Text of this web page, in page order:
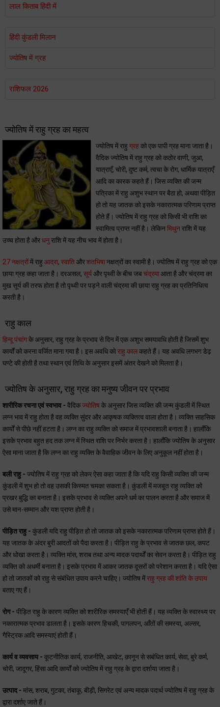
लाल किताब हिंदी में
हिंदी कुंडली मिलान
ज्योतिष में ग्रह
राशिफल 2026
ज्योतिष में राहु ग्रह का महत्व
ज्योतिष में राहुग्रहको एक पापी ग्रह माना जाता है।
वैदिक ज्योतिष में राहु ग्रह को कठोर वाणी, जुआ,
यात्राएँ, चोरी, दुष्ट कर्म, त्वचा के रोग, धार्मिक यात्राएँ
आदि का कारक कहते हैं। जिस व्यक्ति की जन्म
पत्रिका में राहु अशुभ स्थान पर बैठा हो, अथवा पीड़ित
हो तो यह जातक को इसके नकारात्मक परिणाम प्राप्त
होते हैं। ज्योतिष में राहु ग्रह को किसी भी राशि का
स्वामित्व प्राप्त नहीं है। लेकिनमिथुनराशि में यह
उच्च होता है औरधनुराशि में यह नीच भाव में होता है।
27 नक्षत्रोंमें राहुआद्रा, स्वातिऔरशतभिषानक्षत्रों का स्वामी है। ज्योतिष में राहु ग्रह को एक
छाया ग्रह कहा जाता है। दरअसल, सूर्यऔर पृथ्वी के बीच जबचंद्रमाआता है और चंद्रमा का
मुख सूर्य की तरफ होता है तो पृथ्वी पर पड़ने वाली चंद्रमा की छाया राहु ग्रह का प्रतिनिधित्व
करती है।
राहु काल
हिन्दू पंचांगके अनुसार, राहु ग्रह के प्रभाव से दिन में एक अशुभ समयावधि होती है जिसमें शुभ
कार्यों को करना वर्जित माना गया है। इस अवधि कोराहु कालकहते हैं। यह अवधि लगभग डेढ़
घण्टे की होती है तथा स्थान एवं तिथि के अनुसार इसमें अंतर देखने को मिलता है।
ज्योतिष के अनुसार, राहु ग्रह का मनुष्य जीवन पर प्रभाव
शारीरिक रचना एवं स्वभाव - वैदिकज्योतिषके अनुसार जिस व्यक्ति की जन्म कुंडली में स्थित
लग्न भाव में राहु होता है वह व्यक्ति सुंदर और आकृषक व्यक्तित्व वाला होता है। व्यक्ति साहसिक
कार्यों से पीछे नहीं हटता है। लग्न का राहु व्यक्ति को समाज में प्रभावशाली बनाता है। हालाँकि
इसके प्रभाव बहुत हद तक लग्न में स्थित राशि पर निर्भर करता है। हालाँकि ज्योतिष के अनुसार
ऐसा माना जाता है कि लग्न का राहु व्यक्ति के वैवाहिक जीवन के लिए अनुकूल नहीं होता है।
बली राहु - ज्योतिष में राहु ग्रह को लेकर ऐसा कहा जाता है कि यदि राहु किसी व्यक्ति की जन्म
कुंडली में शुभ हो तो वह उसकी किस्मत चमका सकता है। कुंडली में मजबूत राहु व्यक्ति को
प्रखर बुद्धि का बनाता है। इसके प्रभाव से व्यक्ति अपने धर्म का पालन करता है और समाज में
उसे मान-सम्मान और यश प्राप्त होती है।
पीड़ित राहु - कुंडली यदि राहु पीड़ित हो तो जातक को इसके नकारात्मक परिणाम प्राप्त होते हैं।
यह जातक के अंदर बुरी आदतों को पैदा करता है। पीड़ित राहु के प्रभाव से जातक छल, कपट
और धोखा करता है। व्यक्ति मांस, शराब तथा अन्य मादक पदार्थों का सेवन करता है। पीड़ित राहु
व्यक्ति को अधर्मी बनाता है। इसके प्रभाव में आकर जातक दूसरों को परेशान करता है। यदि ऐसा
हो तो जातकों को राहु से संबंधित उपाय करने चाहिए। ज्योतिष मेंराहु ग्रह की शांति के उपाय
बताए गए हैं।
रोग - पीड़ित राहु के कारण व्यक्ति को शारीरिक समस्याएँ भी होती हैं। यह व्यक्ति के स्वास्थ्य पर
नकारात्मक प्रभाव डालता है। इसके कारण हिचकी, पागलपन, आँतों की समस्या, अल्सर,
गैस्ट्रिक आदि समस्याएं होती हैं।
कार्य व व्यवसाय - कूटनीतिक कार्य, राजनीति, आखेट, क़ानून से सबंधित कार्य, सेवा, बुरे कर्म,
चोरी, जादूगर, हिंसा आदि कार्यों को ज्योतिष में राहु ग्रह के द्वारा दर्शाया जाता है।
उत्पाद - मांस, शराब, गुटका, तंबाकू, बीड़ी, सिगरेट एवं अन्य मादक पदार्थ ज्योतिष में राहु ग्रह के
द्वारा दर्शाए जाते हैं।